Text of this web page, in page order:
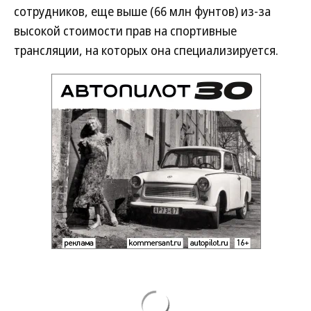
сотрудников, еще выше (66 млн фунтов) из-за
высокой стоимости прав на спортивные
трансляции, на которых она специализируется.